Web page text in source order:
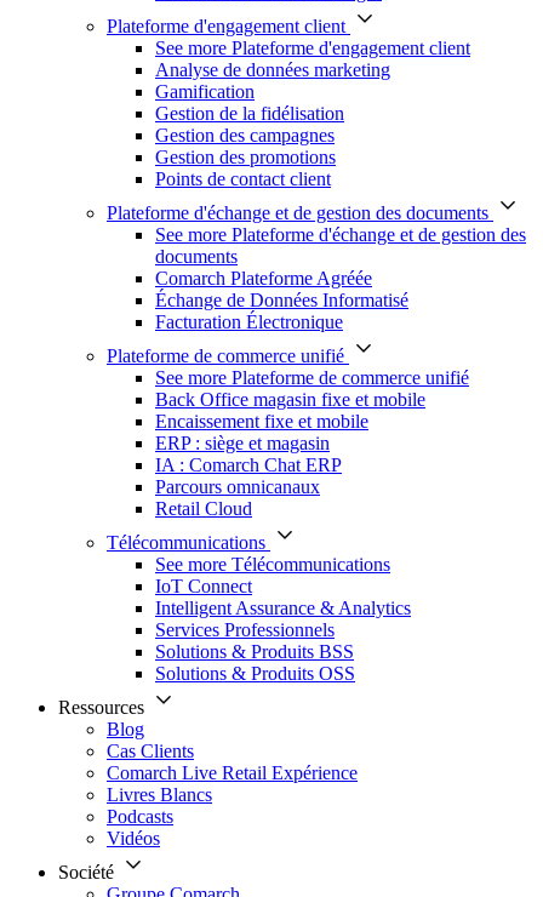
Plateforme d'engagement client
See more Plateforme d'engagement client
Analyse de données marketing
Gamification
Gestion de la fidélisation
Gestion des campagnes
Gestion des promotions
Points de contact client
Plateforme d'échange et de gestion des documents
See more Plateforme d'échange et de gestion des
documents
Comarch Plateforme Agréée
Échange de Données Informatisé
Facturation Électronique
Plateforme de commerce unifié
See more Plateforme de commerce unifié
Back Office magasin fixe et mobile
Encaissement fixe et mobile
ERP : siège et magasin
IA : Comarch Chat ERP
Parcours omnicanaux
Retail Cloud
Télécommunications
See more Télécommunications
IoT Connect
Intelligent Assurance & Analytics
Services Professionnels
Solutions & Produits BSS
Solutions & Produits OSS
Ressources
Blog
Cas Clients
Comarch Live Retail Expérience
Livres Blancs
Podcasts
Vidéos
Société